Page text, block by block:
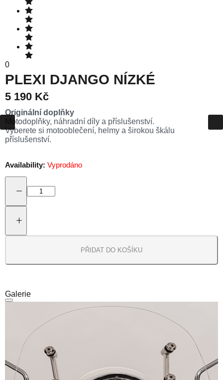
0
PLEXI DJANGO NÍZKÉ
5 190 Kč
Originální doplňky
Motodoplňky, náhradní díly a příslušenství.
Vyberete si motooblečení, helmy a širokou škálu
příslušenství.
Availability: Vyprodáno
PŘIDAT DO KOŠÍKU
Galerie